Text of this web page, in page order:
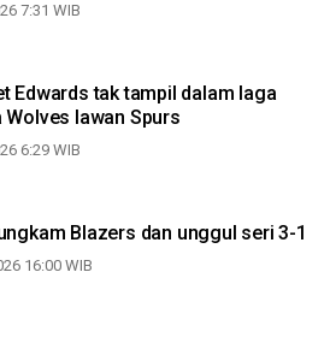
7:31 WIB
Edwards tak tampil dalam laga
Wolves lawan Spurs
6:29 WIB
Blazers dan unggul seri 3-1
16:00 WIB